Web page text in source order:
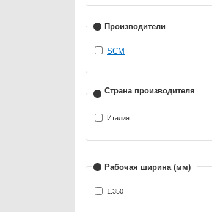
Производители
SCM
Страна производителя
Италия
Рабочая ширина (мм)
1.350